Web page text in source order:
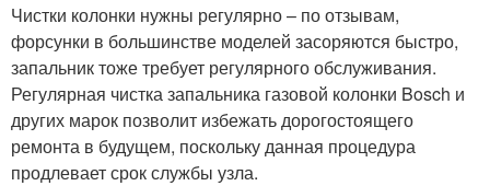
Чистки колонки нужны регулярно – по отзывам,
форсунки в большинстве моделей засоряются быстро,
запальник тоже требует регулярного обслуживания.
Регулярная чистка запальника газовой колонки Bosch и
других марок позволит избежать дорогостоящего
ремонта в будущем, поскольку данная процедура
продлевает срок службы узла.